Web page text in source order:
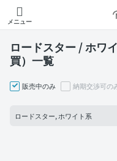
メニュー
ロードスター / ホワ
買）一覧
販売中のみ 納期交渉可の
ロードスター, ホワイト系